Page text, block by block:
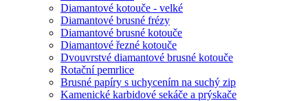
Diamantové kotouče - velké
Diamantové brusné frézy
Diamantové brusné kotouče
Diamantové řezné kotouče
Dvouvrstvé diamantové brusné kotouče
Rotační pemrlice
Brusné papíry s uchycením na suchý zip
Kamenické karbidové sekáče a prýskače